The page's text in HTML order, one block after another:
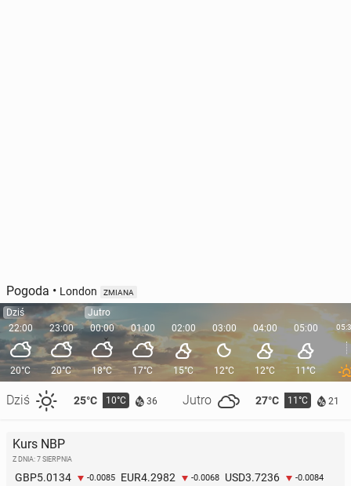
Pogoda • London ZMIANA
Dziś
22:00
20°C
Dziś 25°C 10°C 36 Jutro 27°C 11°C 21
23:00
20°C
Jutro
00:00
18°C
01:00
17°C
02:00
15°C
03:00
12°C
04:00
12°C
05:00
11°C
Kurs NBP
Z DNIA: 7 SIERPNIA
GBP5.0134 -0.0085 EUR4.2982 -0.0068 USD3.7236 -0.0084